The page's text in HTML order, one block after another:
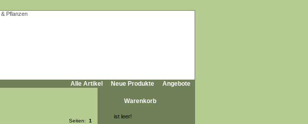
Alle Artikel Neue Produkte Angebote
Seiten: 1
Warenkorb
ist leer!